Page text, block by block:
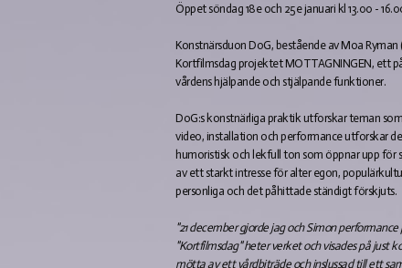
Öppet söndag 18e och 25e januari kl 13.00 -
Konstnärsduon DoG, bestående av Moa Ryman
Kortfilmsdag projektet MOTTAGNINGEN, ett
vårdens hjälpande och stjälpande funktioner.
DoG:s konstnärliga praktik utforskar teman
video, installation och performance utforskar
humoristisk och lekfull ton som öppnar upp för
av ett starkt intresse för alter egon,
personliga och det påhittade ständigt förskjuts.
"21 december gjorde jag och Simon
"Kortfilmsdag" heter verket och visades på just
mötta av ett vårdbiträde och inslussad till ett